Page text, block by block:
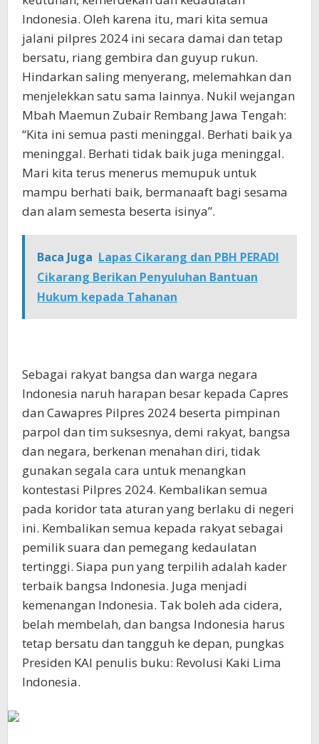
Indonesia. Oleh karena itu, mari kita semua
jalani pilpres 2024 ini secara damai dan tetap
bersatu, riang gembira dan guyup rukun.
Hindarkan saling menyerang, melemahkan dan
menjelekkan satu sama lainnya. Nukil wejangan
Mbah Maemun Zubair Rembang Jawa Tengah:
“Kita ini semua pasti meninggal. Berhati baik ya
meninggal. Berhati tidak baik juga meninggal.
Mari kita terus menerus memupuk untuk
mampu berhati baik, bermanaaft bagi sesama
dan alam semesta beserta isinya”.
Baca Juga Lapas Cikarang dan PBH PERADI
Cikarang Berikan Penyuluhan Bantuan
Hukum kepada Tahanan
Sebagai rakyat bangsa dan warga negara
Indonesia naruh harapan besar kepada Capres
dan Cawapres Pilpres 2024 beserta pimpinan
parpol dan tim suksesnya, demi rakyat, bangsa
dan negara, berkenan menahan diri, tidak
gunakan segala cara untuk menangkan
kontestasi Pilpres 2024. Kembalikan semua
pada koridor tata aturan yang berlaku di negeri
ini. Kembalikan semua kepada rakyat sebagai
pemilik suara dan pemegang kedaulatan
tertinggi. Siapa pun yang terpilih adalah kader
terbaik bangsa Indonesia. Juga menjadi
kemenangan Indonesia. Tak boleh ada cidera,
belah membelah, dan bangsa Indonesia harus
tetap bersatu dan tangguh ke depan, pungkas
Presiden KAI penulis buku: Revolusi Kaki Lima
Indonesia.